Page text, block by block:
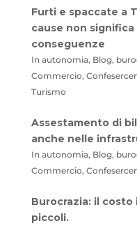
Furti e spaccate a
cause non
conseguenze
In autonomia, Blog,
Commercio,
Turismo
Assestamento di
anche nelle
In autonomia, Blog,
Commercio,
Burocrazia: il costo
piccoli.